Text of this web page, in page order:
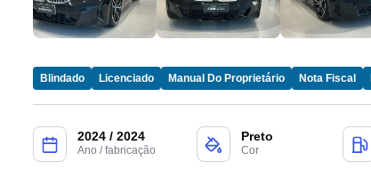
Blindado Licenciado Manual Do Proprietário Nota Fiscal
2024 / 2024
Ano / fabricação
Preto
Cor